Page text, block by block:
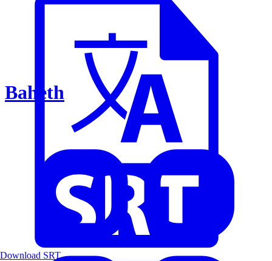
Baheth
Download SRT